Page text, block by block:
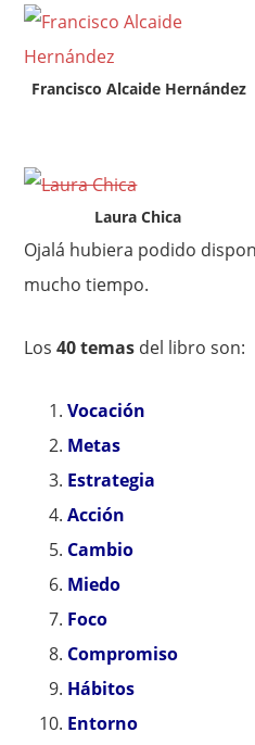
Francisco Alcaide Hernández
Laura Chica
Ojalá hubiera podido
mucho tiempo.
Los40 temas del libro son:
Vocación
Metas
Estrategia
Acción
Cambio
Miedo
Foco
Compromiso
Hábitos
Entorno